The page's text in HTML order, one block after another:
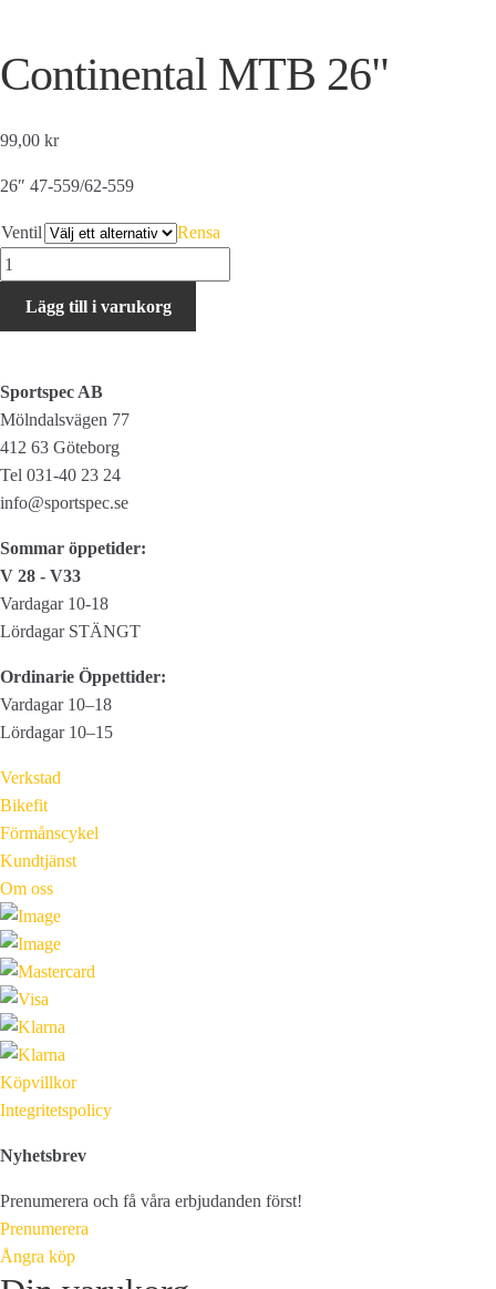
Continental MTB 26"
99,00 kr
26″ 47-559/62-559
Ventil
Rensa
Continental
MTB
Lägg till i varukorg
Sportspec AB
Mölndalsvägen 77
412 63 Göteborg
Tel 031-40 23 24
info@sportspec.se
Sommar öppetider:
V 28 - V33
Vardagar 10-18
Lördagar STÄNGT
Ordinarie Öppettider:
Vardagar 10–18
Lördagar 10–15
Verkstad
Bikefit
Förmånscykel
Kundtjänst
Om oss
Köpvillkor
Integritetspolicy
Nyhetsbrev
Prenumerera och få våra erbjudanden först!
Prenumerera
Ångra köp